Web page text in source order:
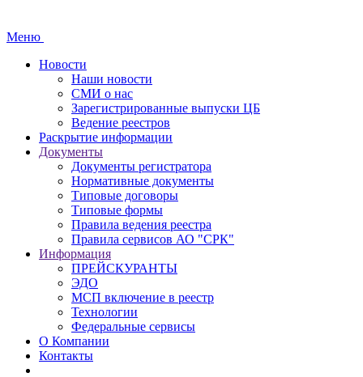
Меню
Новости
Наши новости
СМИ о нас
Зарегистрированные выпуски ЦБ
Ведение реестров
Раскрытие информации
Документы
Документы регистратора
Нормативные документы
Типовые договоры
Типовые формы
Правила ведения реестра
Правила сервисов АО "СРК"
Информация
ПРЕЙСКУРАНТЫ
ЭДО
МСП включение в реестр
Технологии
Федеральные сервисы
О Компании
Контакты